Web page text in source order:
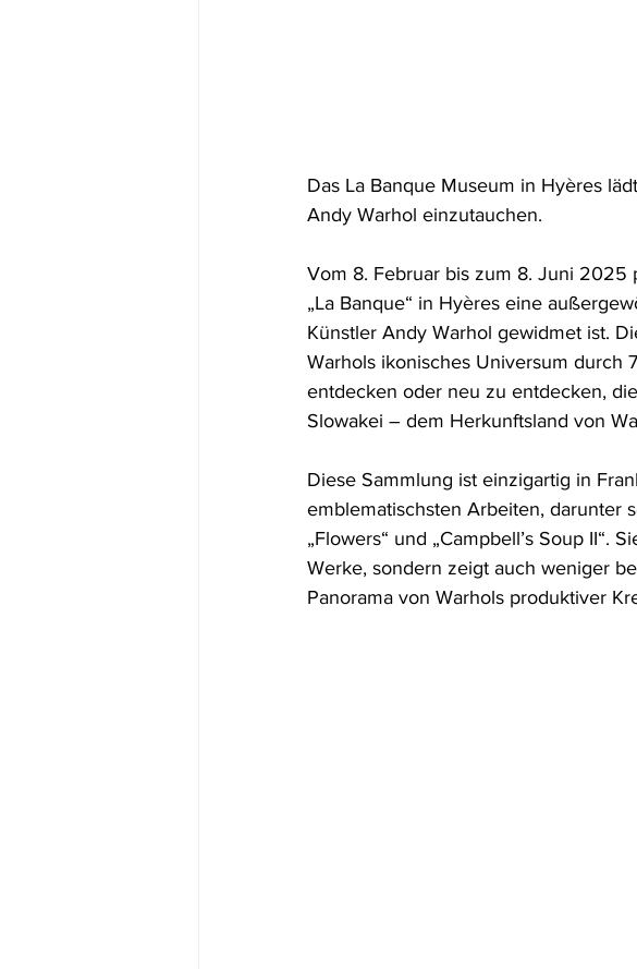
Das La Banque Museum in Hyères
Andy Warhol einzutauchen.
Vom 8. Februar bis zum 8. Juni 2025
„La Banque“ in Hyères eine
Künstler Andy Warhol gewidmet ist.
Warhols ikonisches Universum durch
entdecken oder neu zu entdecken,
Slowakei – dem Herkunftsland von
Diese Sammlung ist einzigartig in
emblematischsten Arbeiten, darunter
„Flowers“ und „Campbell’s Soup II“.
Werke, sondern zeigt auch weniger
Panorama von Warhols produktiver